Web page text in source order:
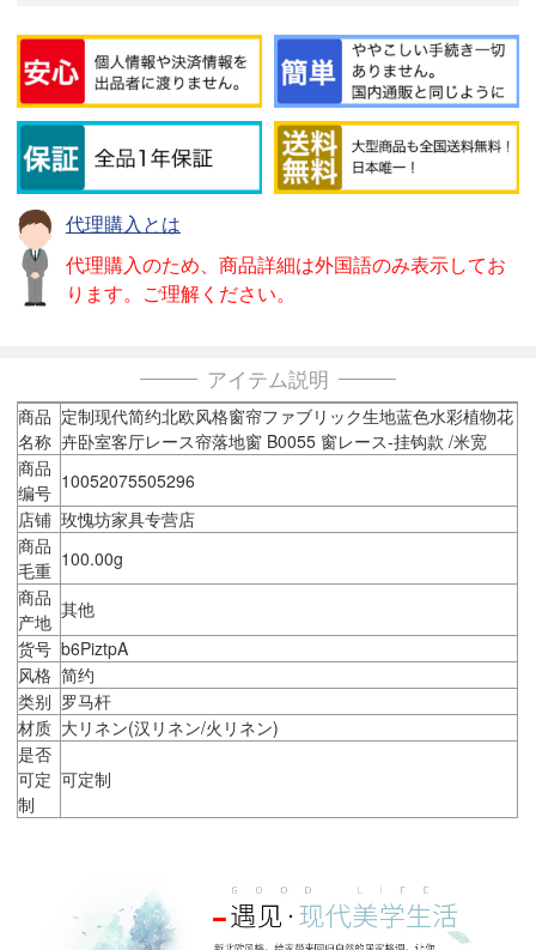
代理購入とは
代理購入のため、商品詳細は外国語のみ表示してお
ります。ご理解ください。
アイテム説明
商品
名称
定制现代简约北欧风格窗帘ファブリック生地蓝色水彩植物花
卉卧室客厅レース帘落地窗 B0055 窗レース-挂钩款 /米宽
商品
编号 10052075505296
店铺 玫愧坊家具专营店
商品
毛重 100.00g
商品
产地
其他
货号 b6PiztpA
风格 简约
类别 罗马杆
材质 大リネン(汉リネン/火リネン)
是否
可定
制
可定制